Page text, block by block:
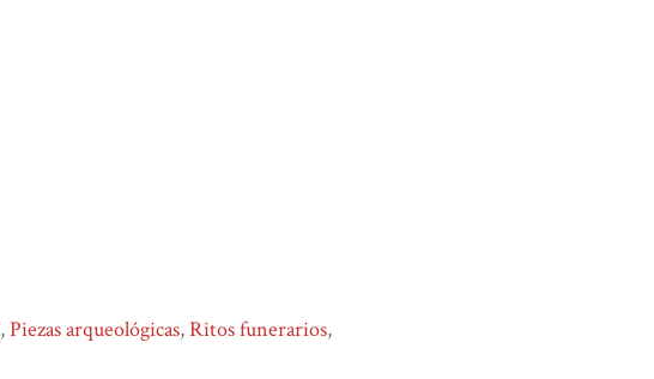
,Piezas arqueológicas,Ritos funerarios,